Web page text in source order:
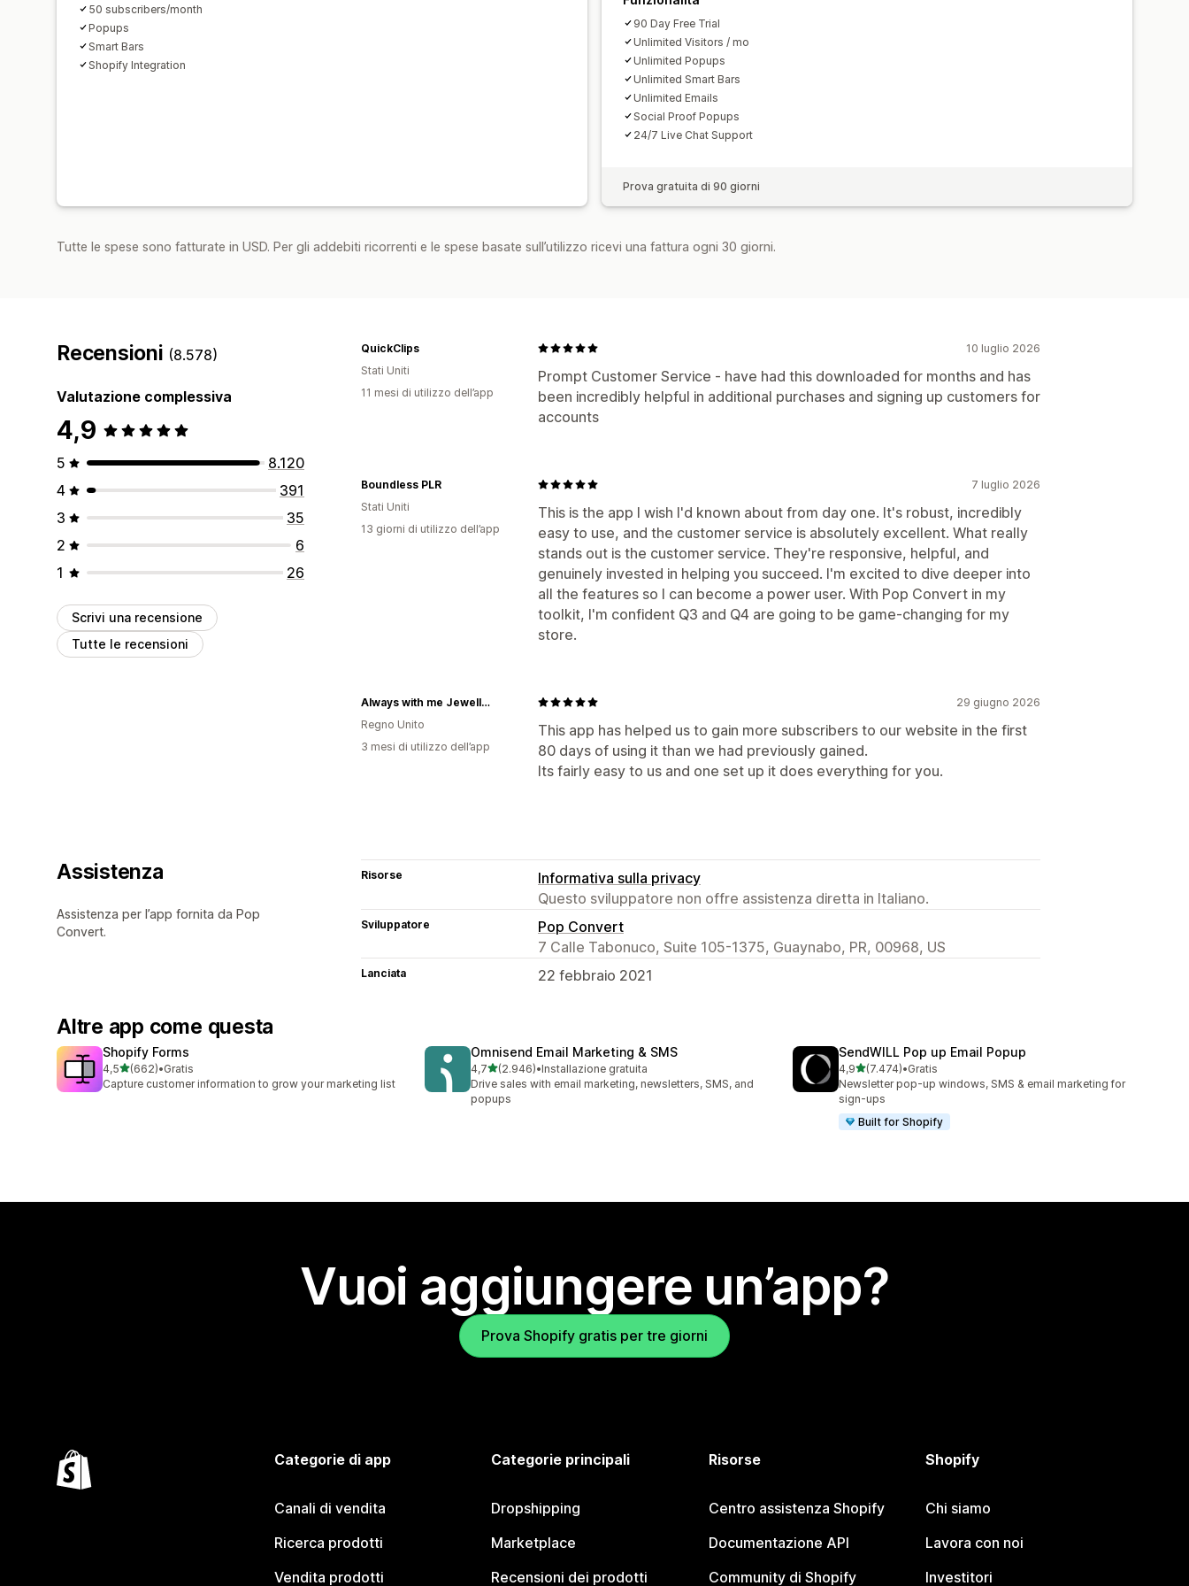
Geolocalizzazione Segmentazione
Monitoraggio Reportistica
50 subscribers/month
Popups
Smart Bars
Shopify Integration
90 Day Free Trial
Unlimited Visitors / mo
Unlimited Popups
Unlimited Smart Bars
Unlimited Emails
Social Proof Popups
24/7 Live Chat Support
Prova gratuita di 90 giorni
Tutte le spese sono fatturate in USD. Per gli addebiti ricorrenti e le spese basate sull’utilizzo ricevi una fattura ogni 30 giorni.
Recensioni (8.578)
Valutazione complessiva
4,9
5
8.120
4
391
3
35
2
6
1
26
Scrivi una recensione
Tutte le recensioni
10 luglio 2026
Prompt Customer Service - have had this downloaded for months and has
been incredibly helpful in additional purchases and signing up customers for
accounts
QuickClips
Stati Uniti
11 mesi di utilizzo dell’app
7 luglio 2026
This is the app I wish I'd known about from day one. It's robust, incredibly
easy to use, and the customer service is absolutely excellent. What really
stands out is the customer service. They're responsive, helpful, and
genuinely invested in helping you succeed. I'm excited to dive deeper into
all the features so I can become a power user. With Pop Convert in my
toolkit, I'm confident Q3 and Q4 are going to be game-changing for my
store.
Boundless PLR
Stati Uniti
13 giorni di utilizzo dell’app
29 giugno 2026
This app has helped us to gain more subscribers to our website in the first
80 days of using it than we had previously gained.
Its fairly easy to us and one set up it does everything for you.
Always with me Jewellery
Regno Unito
3 mesi di utilizzo dell’app
Assistenza
Assistenza per l’app fornita da Pop
Convert.
Risorse
Informativa sulla privacy
Questo sviluppatore non offre assistenza diretta in Italiano.
Sviluppatore
Pop Convert
7 Calle Tabonuco, Suite 105-1375, Guaynabo, PR, 00968, US
Lanciata 22 febbraio 2021
Altre app come questa
Shopify Forms
4,5stelle su 5
(662)
662 recensioni totali
•Gratis
Capture customer information to grow your marketing list
Omnisend Email Marketing & SMS
4,7stelle su 5
(2.946)
2946 recensioni totali
•Installazione gratuita
Drive sales with email marketing, newsletters, SMS, and
popups
SendWILL Pop up Email Popup
4,9stelle su 5
(7.474)
7474 recensioni totali
•Gratis
Newsletter pop-up windows, SMS & email marketing for
sign-ups
Built for Shopify
Vuoi aggiungere un’app?
Prova Shopify gratis per tre giorni
Categorie di app
Canali di vendita
Ricerca prodotti
Vendita prodotti
Categorie principali
Dropshipping
Marketplace
Recensioni dei prodotti
Risorse
Centro assistenza Shopify
Documentazione API
Community di Shopify
Shopify
Chi siamo
Lavora con noi
Investitori